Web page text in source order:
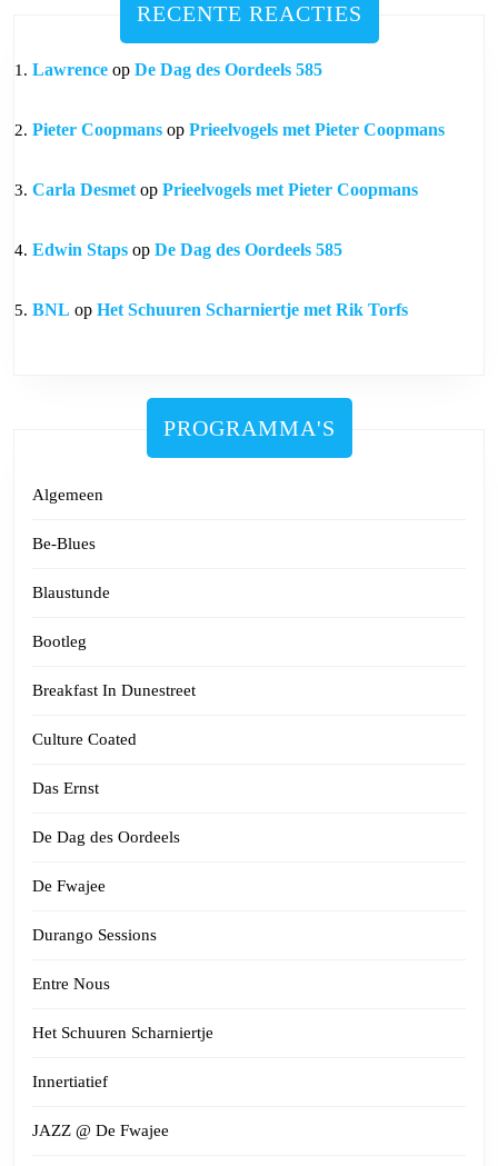
RECENTE REACTIES
Lawrence op De Dag des Oordeels 585
Pieter Coopmans op Prieelvogels met Pieter Coopmans
Carla Desmet op Prieelvogels met Pieter Coopmans
Edwin Staps op De Dag des Oordeels 585
BNL op Het Schuuren Scharniertje met Rik Torfs
PROGRAMMA'S
Algemeen
Be-Blues
Blaustunde
Bootleg
Breakfast In Dunestreet
Culture Coated
Das Ernst
De Dag des Oordeels
De Fwajee
Durango Sessions
Entre Nous
Het Schuuren Scharniertje
Innertiatief
JAZZ @ De Fwajee